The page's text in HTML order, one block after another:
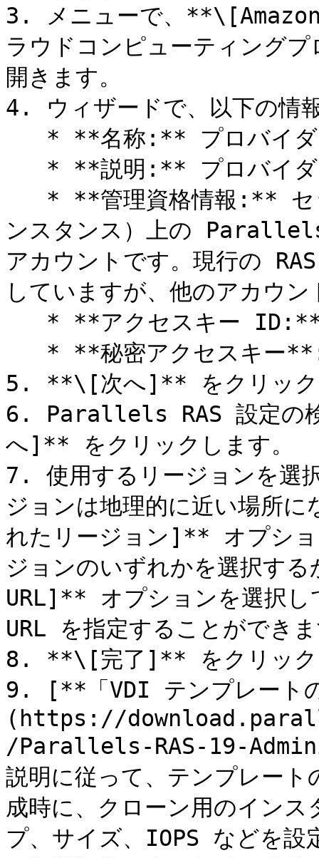
3. メニューで、
ラウドコンピューティング
開きます。
4. ウィザードで、以下の情
ンスタンス）上の
アカウントです。現行の
していますが、他のアカウ
5. **\[次へ]** をクリック
6. Parallels RAS 設定の
へ]** をクリックします。
7. 使用するリージョンを選
ジョンは地理的に近い場所
れたリージョン]** オプショ
ジョンのいずれかを選択す
URL]** オプションを選択
URL を指定することができ
8. **\[完了]** をクリック
9. [**「VDI テンプレート
(https://
/Parallels-RAS-19-
説明に従って、テンプレー
成時に、クローン用のイン
プ、サイズ、IOPS などを